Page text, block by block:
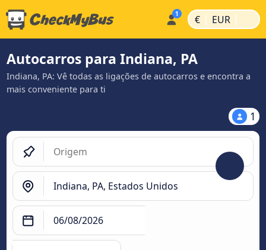
€ | EUR |
Autocarros para Indiana, PA
Indiana, PA: Vê todas as ligações de autocarros e encontra a
mais conveniente para ti
1